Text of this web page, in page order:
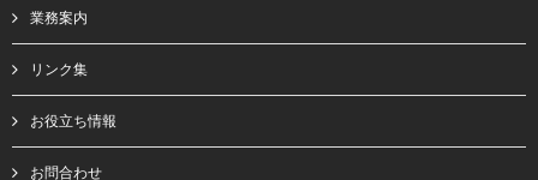
業務案内
リンク集
お役立ち情報
お問合わせ